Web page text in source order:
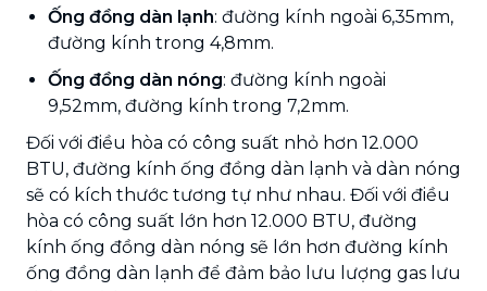
Ống đồng dàn lạnh: đường kính ngoài 6,35mm,
đường kính trong 4,8mm.
Ống đồng dàn nóng: đường kính ngoài
9,52mm, đường kính trong 7,2mm.
Đối với điều hòa có công suất nhỏ hơn 12.000
BTU, đường kính ống đồng dàn lạnh và dàn nóng
sẽ có kích thước tương tự như nhau. Đối với điều
hòa có công suất lớn hơn 12.000 BTU, đường
kính ống đồng dàn nóng sẽ lớn hơn đường kính
ống đồng dàn lạnh để đảm bảo lưu lượng gas lưu